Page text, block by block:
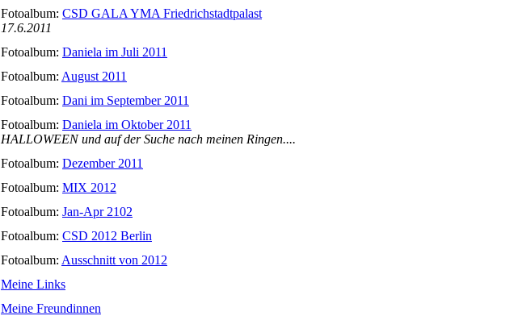
Fotoalbum: CSD GALA YMA Friedrichstadtpalast
17.6.2011
Fotoalbum: Daniela im Juli 2011
Fotoalbum: August 2011
Fotoalbum: Dani im September 2011
Fotoalbum: Daniela im Oktober 2011
HALLOWEEN und auf der Suche nach meinen Ringen....
Fotoalbum: Dezember 2011
Fotoalbum: MIX 2012
Fotoalbum: Jan-Apr 2102
Fotoalbum: CSD 2012 Berlin
Fotoalbum: Ausschnitt von 2012
Meine Links
Meine Freundinnen